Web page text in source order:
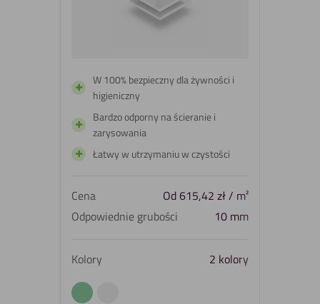
W 100% bezpieczny dla żywności i
higieniczny
Bardzo odporny na ścieranie i
zarysowania
Łatwy w utrzymaniu w czystości
Cena Od615,42 zł/ m²
Odpowiednie grubości
10 mm
Kolory
2 kolory
#89c89d